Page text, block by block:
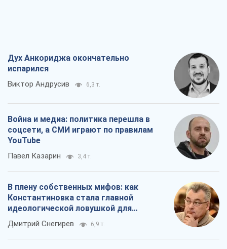
Дух Анкориджа окончательно
испарился
Виктор Андрусив 6,3 т.
Война и медиа: политика перешла в
соцсети, а СМИ играют по правилам
YouTube
Павел Казарин 3,4 т.
В плену собственных мифов: как
Константиновка стала главной
идеологической ловушкой для
российских оккупантов
Дмитрий Снегирев 6,9 т.